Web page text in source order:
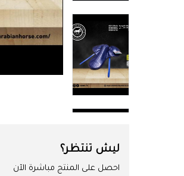
ليش تنتظر؟
احصل على المنتج مباشرة الآن